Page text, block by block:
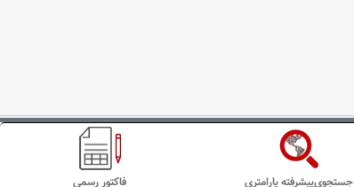
فاکتور رسمی جستجوی‌پیشرفته پارامتری